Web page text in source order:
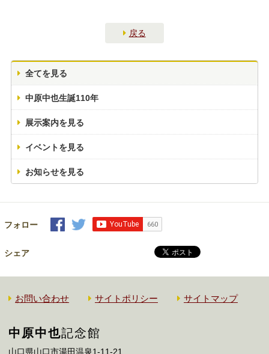
全てを見る
中原中也生誕110年
展示案内を見る
イベントを見る
お知らせを見る
戻る
フォロー
シェア
お問い合わせ サイトポリシー サイトマップ
中原中也記念館
山口県山口市湯田温泉1-11-21